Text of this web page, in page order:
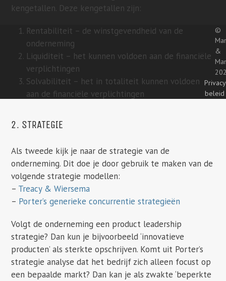
kengetallen. Deze kengetallen zijn:
Rentabiliteit – de winstgevendheid van de
onderneming
Liquiditeit – het kunnen voldoen aan de financiële
verplichtingen
Solvabiliteit – het in totaliteit kunnen voldoen
aan de financiële verplichtingen
2. STRATEGIE
Als tweede kijk je naar de strategie van de
onderneming. Dit doe je door gebruik te maken van de
volgende strategie modellen:
– Treacy & Wiersema
– Porter’s generieke concurrentie strategieën
Volgt de onderneming een product leadership
strategie? Dan kun je bijvoorbeeld ‘innovatieve
producten’ als sterkte opschrijven. Komt uit Porter’s
strategie analyse dat het bedrijf zich alleen focust op
een bepaalde markt? Dan kan je als zwakte ‘beperkte
©
&
Privacy
beleid